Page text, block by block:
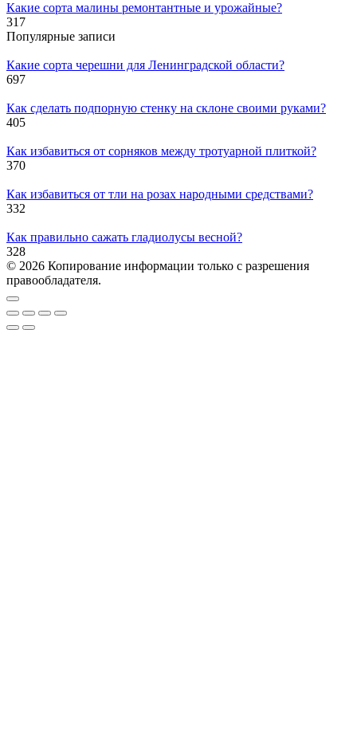
Какие сорта малины ремонтантные и урожайные?
317
Популярные записи
Какие сорта черешни для Ленинградской области?
697
Как сделать подпорную стенку на склоне своими руками?
405
Как избавиться от сорняков между тротуарной плиткой?
370
Как избавиться от тли на розах народными средствами?
332
Как правильно сажать гладиолусы весной?
328
© 2026 Копирование информации только с разрешения
правообладателя.